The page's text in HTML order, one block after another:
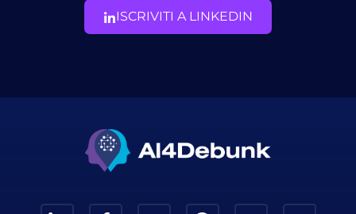
ISCRIVITI A LINKEDIN